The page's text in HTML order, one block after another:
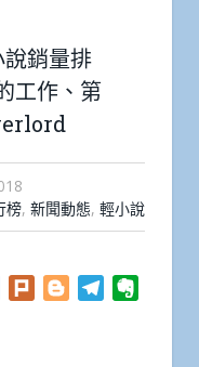
說銷量排
工作、第
榜, 新聞動態, 輕小說
Facebook
Plurk BloggerTelegram